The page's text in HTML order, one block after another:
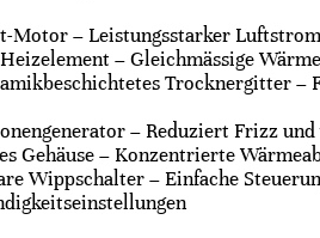
Motor – Leistungsstarker
– Gleichmässige
Trocknergitter –
– Reduziert Frizz
Gehäuse – Konzentrierte
Wippschalter – Einfache